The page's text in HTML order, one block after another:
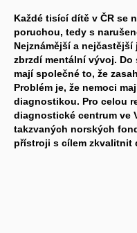
Každé tisící dítě v ČR se
poruchou, tedy s
Nejznámější a
zbrzdí mentální vývoj.
mají společné to, že
Problém je, že nemoci
diagnostikou. Pro celou
diagnostické centrum ve
takzvaných norských
přístroji s cílem zkvalitnit